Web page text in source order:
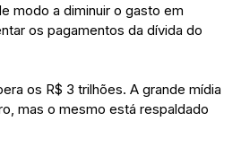
modo a diminuir o gasto em
os pagamentos da dívida do
os R$ 3 trilhões. A grande mídia
mas o mesmo está respaldado